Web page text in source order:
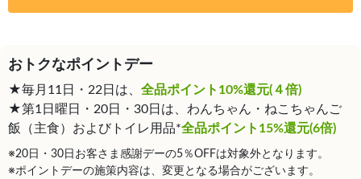
おトクなポイントデー
★毎月11日・22日は、 全品ポイント10%還元(４倍)
★第1日曜日・20日・30日は、わんちゃん・ねこちゃんご
飯（主食）およびトイレ用品*全品ポイント15%還元(6倍)
※20日・30日お客さま感謝デーの5％OFFは対象外となります。
※ポイントデーの施策内容は、変更となる場合がございます。